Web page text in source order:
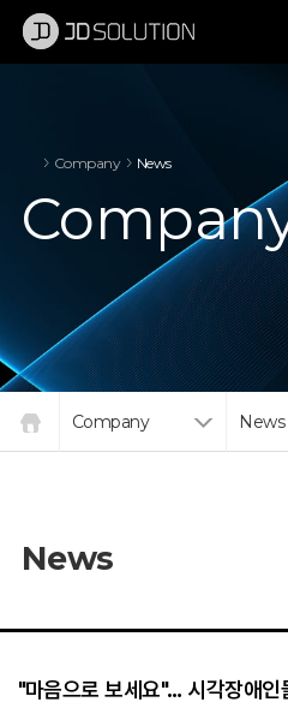
Company News
Company News
News
"마음으로 보세요"… 시각장애